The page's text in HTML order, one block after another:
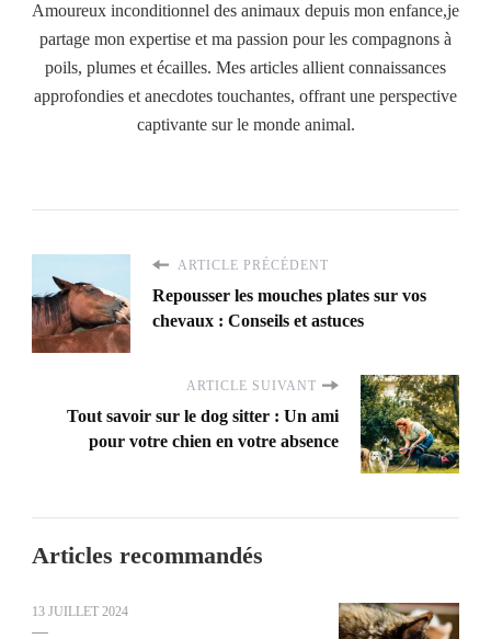
Amoureux inconditionnel des animaux depuis mon enfance,je
partage mon expertise et ma passion pour les compagnons à
poils, plumes et écailles. Mes articles allient connaissances
approfondies et anecdotes touchantes, offrant une perspective
captivante sur le monde animal.
ARTICLE PRÉCÉDENT
Repousser les mouches plates sur vos
chevaux : Conseils et astuces
ARTICLE SUIVANT
Tout savoir sur le dog sitter : Un ami
pour votre chien en votre absence
Articles recommandés
13 JUILLET 2024